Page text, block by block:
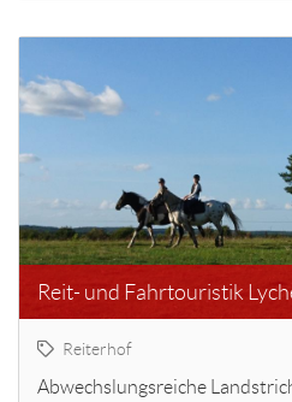
Reit- und Fahrtouristik
Reiterhof
Abwechslungsreiche